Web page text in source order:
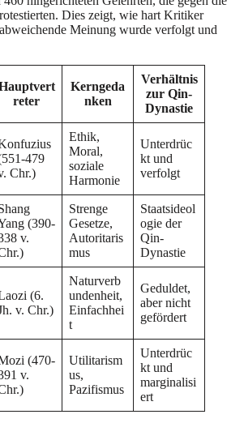
Dies zeigt, wie hart Kritiker
Meinung wurde verfolgt und
reter
Kerngeda
nken
Verhältnis
zur Qin-
Dynastie
479
Chr.)
Ethik,
Moral,
soziale
Harmonie
Unterdrüc
kt und
verfolgt
(390-
v.
Strenge
Gesetze,
Autoritaris
mus
Staatsideol
ogie der
Qin-
Dynastie
(6.
v. Chr.)
Naturverb
undenheit,
Einfachhei
t
Geduldet,
aber nicht
gefördert
(470-
v.
Utilitarism
us,
Pazifismus
Unterdrüc
kt und
marginalisi
ert